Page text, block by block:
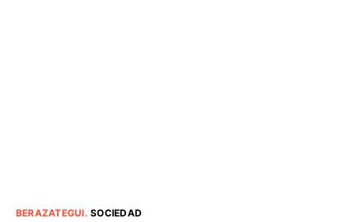
BERAZATEGUI.SOCIEDAD